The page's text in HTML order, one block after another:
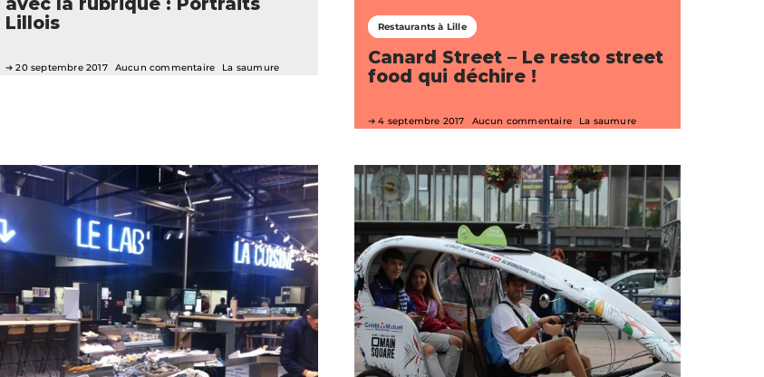
Lillois
20 septembre 2017 Aucun commentaire La saumure
Restaurants à Lille
Canard Street – Le resto street
food qui déchire !
4 septembre 2017 Aucun commentaire La saumure